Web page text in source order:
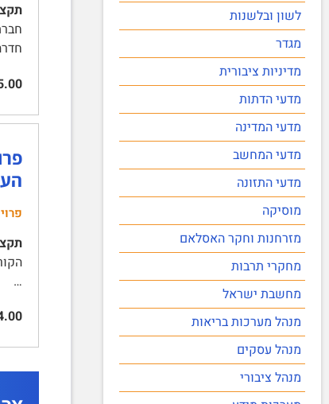
לשון ובלשנות
מגדר
מדיניות ציבורית
מדעי הדתות
מדעי המדינה
מדעי המחשב
מדעי התזונה
מוסיקה
מזרחנות וחקר האסלאם
מחקרי תרבות
מחשבת ישראל
מנהל מערכות בריאות
מנהל עסקים
מנהל ציבורי
חדרה,
…